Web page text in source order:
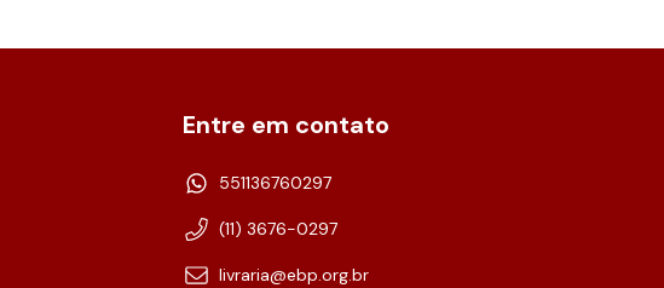
Entre em contato
551136760297
(11) 3676-0297
livraria@ebp.org.br